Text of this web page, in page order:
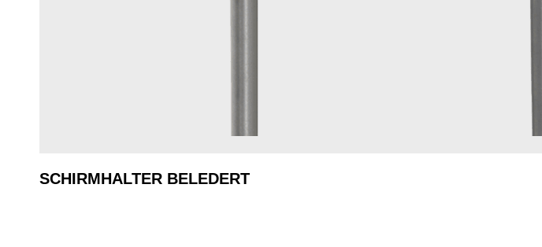
SCHIRMHALTER BELEDERT